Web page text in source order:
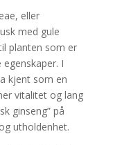
eller
med gule
planten som er
I
kjent som en
vitalitet og lang
ginseng” på
utholdenhet.